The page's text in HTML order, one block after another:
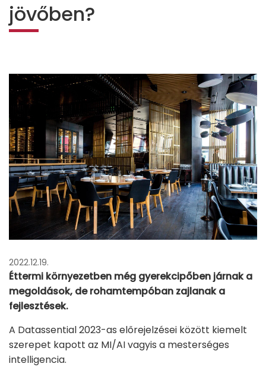
jövőben?
2022.12.19.
Éttermi környezetben még gyerekcipőben járnak a
megoldások, de rohamtempóban zajlanak a
fejlesztések.
A Datassential 2023-as előrejelzései között kiemelt
szerepet kapott az MI/AI vagyis a mesterséges
intelligencia.